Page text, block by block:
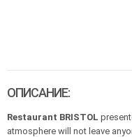
ОПИСАНИЕ:
Restaurant BRISTOL
atmosphere will not leave